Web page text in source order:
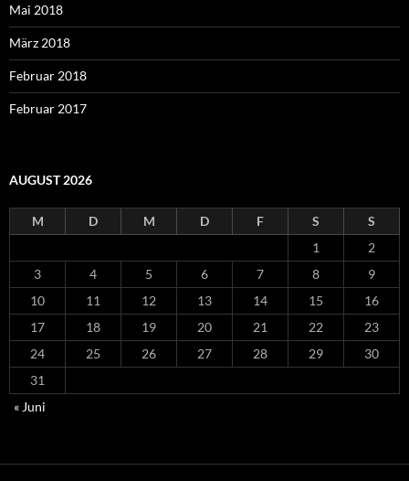
Mai 2018
März 2018
Februar 2018
Februar 2017
AUGUST 2026
M D M D F S
S
1
2
3
4 5 6 7 8
9
10
11 12 13 14 15
16
17
18 19 20 21 22
23
24
25 26 27 28 29
30
31
« Juni